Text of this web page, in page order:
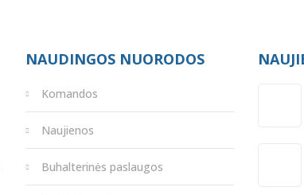
NAUDINGOS NUORODOS
Komandos
Naujienos
Buhalterinės paslaugos